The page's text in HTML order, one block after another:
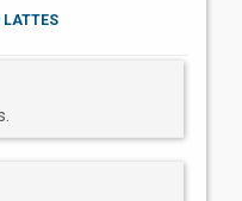
LATTES